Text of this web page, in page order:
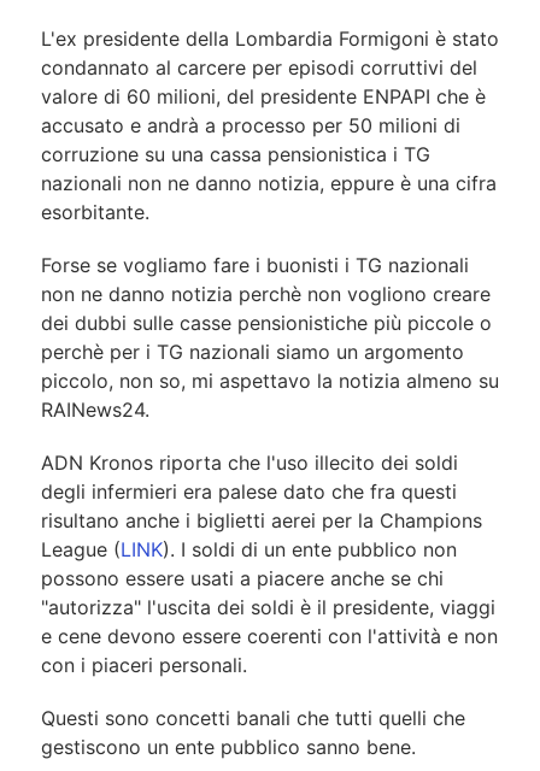
L'ex presidente della Lombardia Formigoni è stato
condannato al carcere per episodi corruttivi del
valore di 60 milioni, del presidente ENPAPI che è
accusato e andrà a processo per 50 milioni di
corruzione su una cassa pensionistica i TG
nazionali non ne danno notizia, eppure è una cifra
esorbitante.
Forse se vogliamo fare i buonisti i TG nazionali
non ne danno notizia perchè non vogliono creare
dei dubbi sulle casse pensionistiche più piccole o
perchè per i TG nazionali siamo un argomento
piccolo, non so, mi aspettavo la notizia almeno su
RAINews24.
ADN Kronos riporta che l'uso illecito dei soldi
degli infermieri era palese dato che fra questi
risultano anche i biglietti aerei per la Champions
League (LINK). I soldi di un ente pubblico non
possono essere usati a piacere anche se chi
"autorizza" l'uscita dei soldi è il presidente, viaggi
e cene devono essere coerenti con l'attività e non
con i piaceri personali.
Questi sono concetti banali che tutti quelli che
gestiscono un ente pubblico sanno bene.